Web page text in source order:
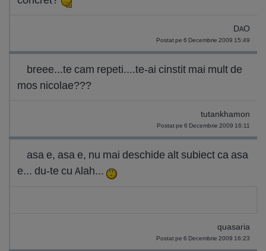
DAO
Postat pe 6 Decembrie 2009 15:49
breee...te cam repeti....te-ai cinstit mai mult de
mos nicolae???
tutankhamon
Postat pe 6 Decembrie 2009 16:11
asa e, asa e, nu mai deschide alt subiect ca asa
e... du-te cu Alah...
quasaria
Postat pe 6 Decembrie 2009 16:23